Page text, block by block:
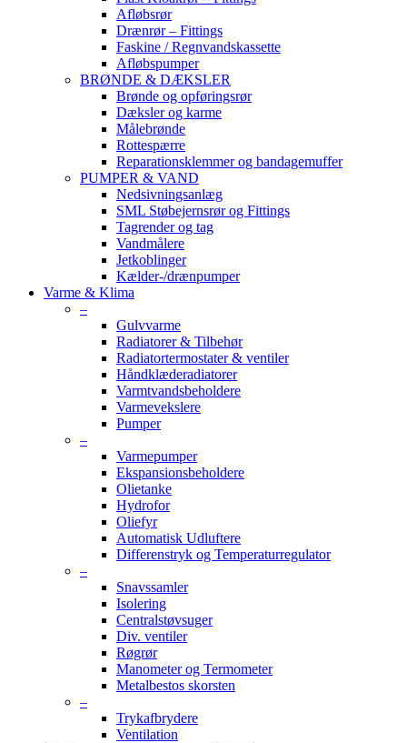
Afløbsrør
Drænrør – Fittings
Faskine / Regnvandskassette
Afløbspumper
BRØNDE & DÆKSLER
Brønde og opføringsrør
Dæksler og karme
Målebrønde
Rottespærre
Reparationsklemmer og bandagemuffer
PUMPER & VAND
Nedsivningsanlæg
SML Støbejernsrør og Fittings
Tagrender og tag
Vandmålere
Jetkoblinger
Kælder-/drænpumper
Varme & Klima
–
Gulvvarme
Radiatorer & Tilbehør
Radiatortermostater & ventiler
Håndklæderadiatorer
Varmtvandsbeholdere
Varmevekslere
Pumper
–
Varmepumper
Ekspansionsbeholdere
Olietanke
Hydrofor
Oliefyr
Automatisk Udluftere
Differenstryk og Temperaturregulator
–
Snavssamler
Isolering
Centralstøvsuger
Div. ventiler
Røgrør
Manometer og Termometer
Metalbestos skorsten
–
Trykafbrydere
Ventilation